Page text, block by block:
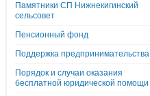
Памятники СП Нижнекигинский
сельсовет
Пенсионный фонд
Поддержка предпринимательства
Порядок и случаи оказания
бесплатной юридической помощи